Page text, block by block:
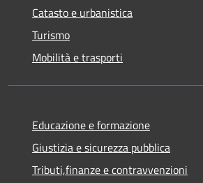
Catasto e urbanistica
Turismo
Mobilità e trasporti
Educazione e formazione
Giustizia e sicurezza pubblica
Tributi,finanze e contravvenzioni